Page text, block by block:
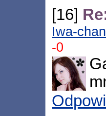
[16]
Iwa-chan
-0